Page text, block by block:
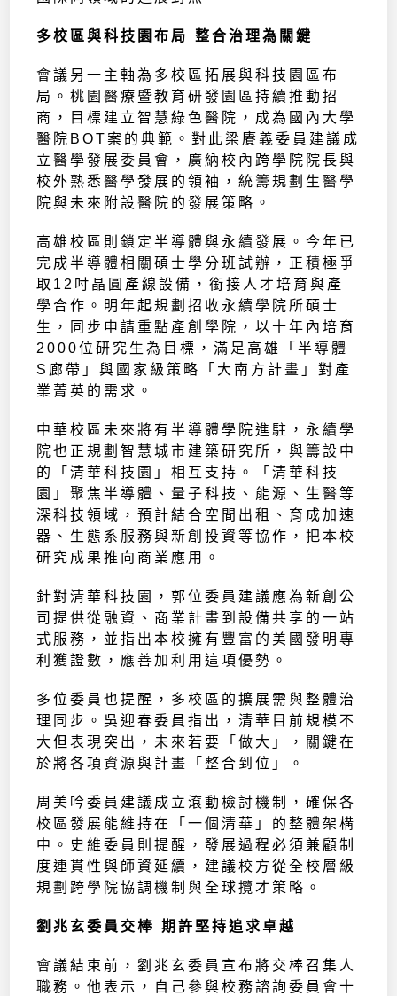
多校區與科技園布局 整合治理為關鍵
會議另一主軸為多校區拓展與科技園區布
局。桃園醫療暨教育研發園區持續推動招
商，目標建立智慧綠色醫院，成為國內大學
醫院BOT案的典範。對此梁賡義委員建議成
立醫學發展委員會，廣納校內跨學院院長與
校外熟悉醫學發展的領袖，統籌規劃生醫學
院與未來附設醫院的發展策略。
高雄校區則鎖定半導體與永續發展。今年已
完成半導體相關碩士學分班試辦，正積極爭
取12吋晶圓產線設備，銜接人才培育與產
學合作。明年起規劃招收永續學院所碩士
生，同步申請重點產創學院，以十年內培育
2000位研究生為目標，滿足高雄「半導體
S廊帶」與國家級策略「大南方計畫」對產
業菁英的需求。
中華校區未來將有半導體學院進駐，永續學
院也正規劃智慧城市建築研究所，與籌設中
的「清華科技園」相互支持。「清華科技
園」聚焦半導體、量子科技、能源、生醫等
深科技領域，預計結合空間出租、育成加速
器、生態系服務與新創投資等協作，把本校
研究成果推向商業應用。
針對清華科技園，郭位委員建議應為新創公
司提供從融資、商業計畫到設備共享的一站
式服務，並指出本校擁有豐富的美國發明專
利獲證數，應善加利用這項優勢。
多位委員也提醒，多校區的擴展需與整體治
理同步。吳迎春委員指出，清華目前規模不
大但表現突出，未來若要「做大」，關鍵在
於將各項資源與計畫「整合到位」。
周美吟委員建議成立滾動檢討機制，確保各
校區發展能維持在「一個清華」的整體架構
中。史維委員則提醒，發展過程必須兼顧制
度連貫性與師資延續，建議校方從全校層級
規劃跨學院協調機制與全球攬才策略。
劉兆玄委員交棒 期許堅持追求卓越
會議結束前，劉兆玄委員宣布將交棒召集人
職務。他表示，自己參與校務諮詢委員會十